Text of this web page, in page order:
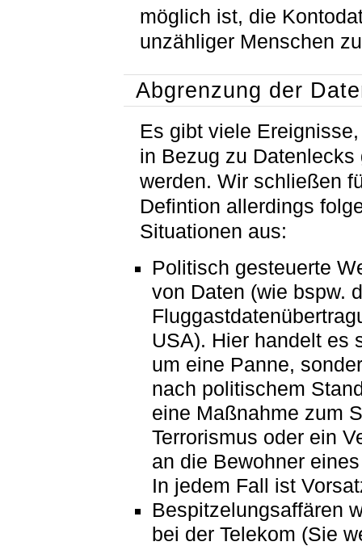
möglich ist, die
unzähliger Menschen
Abgrenzung der
Es gibt viele
in Bezug zu Datenlecks
werden. Wir schließen
Defintion allerdings
Situationen aus:
Politisch gesteuerte
von Daten (wie bspw.
USA). Hier handelt es
um eine Panne,
nach politischem
eine Maßnahme zum
Terrorismus oder ein
an die Bewohner
In jedem Fall ist
Bespitzelungsaffären
bei der Telekom (Sie